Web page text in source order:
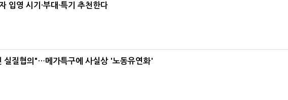
입영 시기·부대·특기 추천한다
실질협의"…메가특구에 사실상 '노동유연화'